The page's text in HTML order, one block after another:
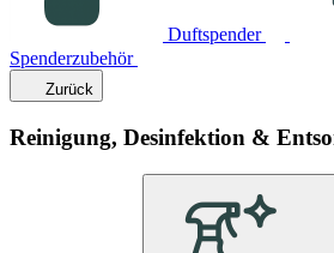
Duftspender
Spenderzubehör
Zurück
Reinigung, Desinfektion &